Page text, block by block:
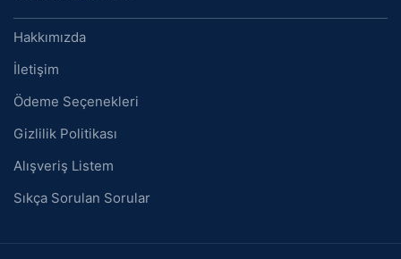
Hakkımızda
İletişim
Ödeme Seçenekleri
Gizlilik Politikası
Alışveriş Listem
Sıkça Sorulan Sorular